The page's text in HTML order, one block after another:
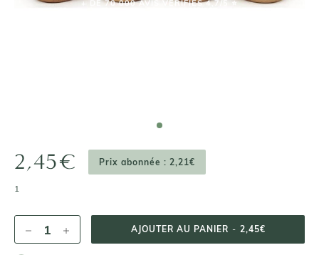
2,45€ Prix abonnée : 2,21€
1
AJOUTER AU PANIER - 2,45€